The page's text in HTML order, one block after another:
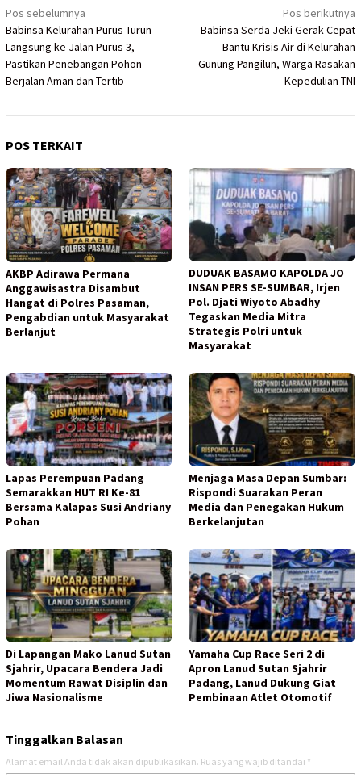
Navigasi
pos
Pos sebelumnya
Babinsa Kelurahan Purus Turun
Langsung ke Jalan Purus 3,
Pastikan Penebangan Pohon
Berjalan Aman dan Tertib
Pos berikutnya
Babinsa Serda Jeki Gerak Cepat
Bantu Krisis Air di Kelurahan
Gunung Pangilun, Warga Rasakan
Kepedulian TNI
POS TERKAIT
AKBP Adirawa Permana
Anggawisastra Disambut
Hangat di Polres Pasaman,
Pengabdian untuk Masyarakat
Berlanjut
DUDUAK BASAMO KAPOLDA JO
INSAN PERS SE-SUMBAR, Irjen
Pol. Djati Wiyoto Abadhy
Tegaskan Media Mitra
Strategis Polri untuk
Masyarakat
Lapas Perempuan Padang
Semarakkan HUT RI Ke-81
Bersama Kalapas Susi Andriany
Pohan
Menjaga Masa Depan Sumbar:
Rispondi Suarakan Peran
Media dan Penegakan Hukum
Berkelanjutan
Di Lapangan Mako Lanud Sutan
Sjahrir, Upacara Bendera Jadi
Momentum Rawat Disiplin dan
Jiwa Nasionalisme
Yamaha Cup Race Seri 2 di
Apron Lanud Sutan Sjahrir
Padang, Lanud Dukung Giat
Pembinaan Atlet Otomotif
Tinggalkan Balasan
Alamat email Anda tidak akan dipublikasikan. Ruas yang wajib ditandai *